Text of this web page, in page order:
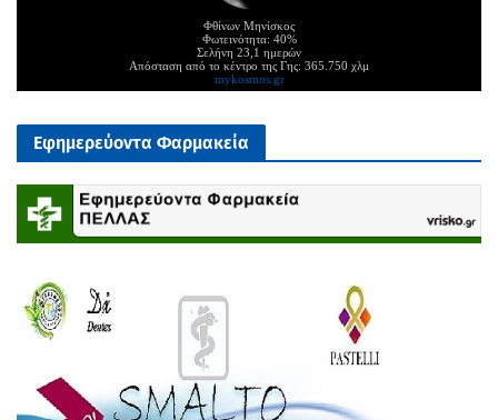
Φθίνων Μηνίσκος
Φωτεινότητα: 40%
Σελήνη 23,1 ημερών
Απόσταση από το κέντρο της Γης: 365.750 χλμ
mykosmos.gr
Εφημερεύοντα Φαρμακεία